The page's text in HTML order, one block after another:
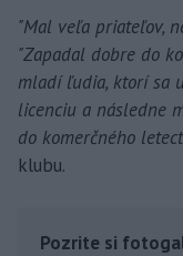
"Mal veľa priateľov,
"Zapadal dobre do
mladí ľudia, ktorí sa
licenciu a následne
do komerčného
klubu.
Pozrite si